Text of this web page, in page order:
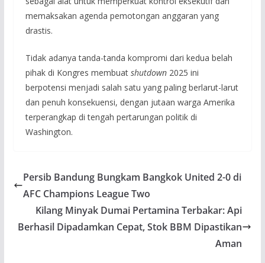
memaksakan agenda pemotongan anggaran yang
drastis.
Tidak adanya tanda-tanda kompromi dari kedua belah
pihak di Kongres membuat shutdown2025 ini
berpotensi menjadi salah satu yang paling berlarut-larut
dan penuh konsekuensi, dengan jutaan warga Amerika
terperangkap di tengah pertarungan politik di
Washington.
Persib Bandung Bungkam Bangkok United 2-0 di
AFC Champions League Two
Kilang Minyak Dumai Pertamina Terbakar: Api
Berhasil Dipadamkan Cepat, Stok BBM Dipastikan
Aman